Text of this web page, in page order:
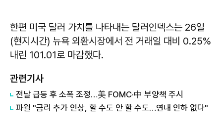
한편 미국 달러 가치를 나타내는 달러인덱스는 26일
(현지시간) 뉴욕 외환시장에서 전 거래일 대비 0.25%
내린 101.01로 마감했다.
관련기사
전날 급등 후 소폭 조정…美 FOMC·中 부양책 주시
파월 "금리 추가 인상, 할 수도 안 할 수도…연내 인하 없다"